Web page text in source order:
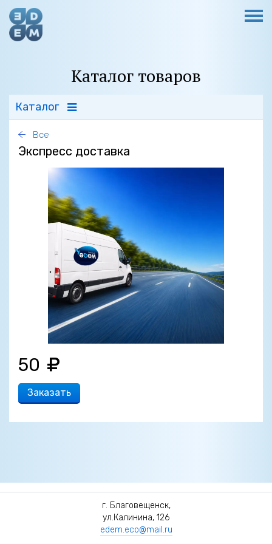
Каталог товаров
Каталог
Все
Экспресс доставка
50
Заказать
г. Благовещенск,
ул.Калинина, 126
edem.eco@mail.ru